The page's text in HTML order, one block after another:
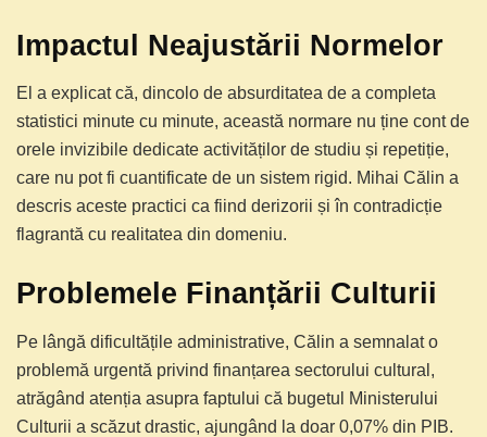
Impactul Neajustării Normelor
El a explicat că, dincolo de absurditatea de a completa
statistici minute cu minute, această normare nu ține cont de
orele invizibile dedicate activităților de studiu și repetiție,
care nu pot fi cuantificate de un sistem rigid. Mihai Călin a
descris aceste practici ca fiind derizorii și în contradicție
flagrantă cu realitatea din domeniu.
Problemele Finanțării Culturii
Pe lângă dificultățile administrative, Călin a semnalat o
problemă urgentă privind finanțarea sectorului cultural,
atrăgând atenția asupra faptului că bugetul Ministerului
Culturii a scăzut drastic, ajungând la doar 0,07% din PIB.